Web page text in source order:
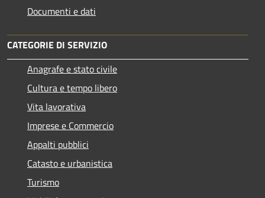
Documenti e dati
CATEGORIE DI SERVIZIO
Anagrafe e stato civile
Cultura e tempo libero
Vita lavorativa
Imprese e Commercio
Appalti pubblici
Catasto e urbanistica
Turismo